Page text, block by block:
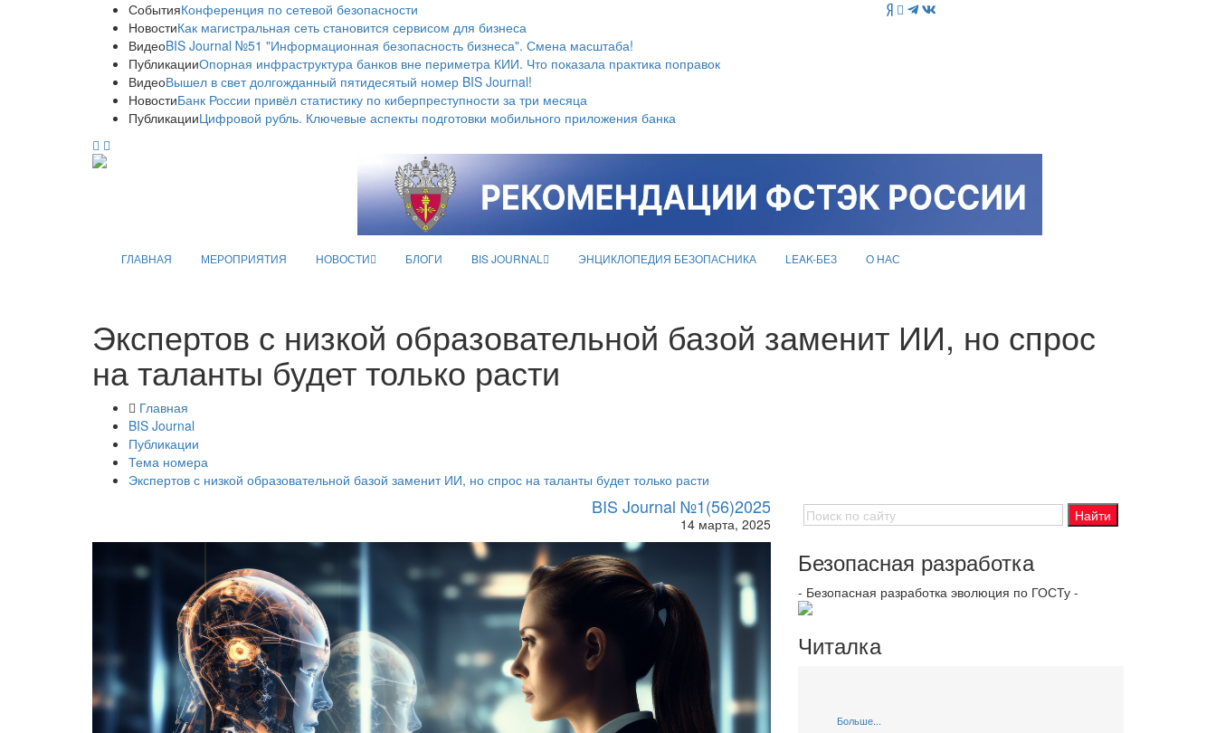
СобытияКонференция по сетевой безопасности
НовостиКак магистральная сеть становится сервисом для бизнеса
ВидеоBIS Journal №51 "Информационная безопасность бизнеса". Смена масштаба!
ПубликацииОпорная инфраструктура банков вне периметра КИИ. Что показала практика поправок
ВидеоВышел в свет долгожданный пятидесятый номер BIS Journal!
НовостиБанк России привёл статистику по киберпреступности за три месяца
ПубликацииЦифровой рубль. Ключевые аспекты подготовки мобильного приложения банка
ГЛАВНАЯ МЕРОПРИЯТИЯ НОВОСТИ БЛОГИ BIS JOURNAL ЭНЦИКЛОПЕДИЯ БЕЗОПАСНИКА LEAK-БЕЗ О НАС
Экспертов с низкой образовательной базой заменит ИИ, но спрос
на таланты будет только расти
Главная
BIS Journal
Публикации
Тема номера
Экспертов с низкой образовательной базой заменит ИИ, но спрос на таланты будет только расти
BIS Journal №1(56)2025
14 марта, 2025
Безопасная разработка
- Безопасная разработка эволюция по ГОСТу -
Читалка
Больше...